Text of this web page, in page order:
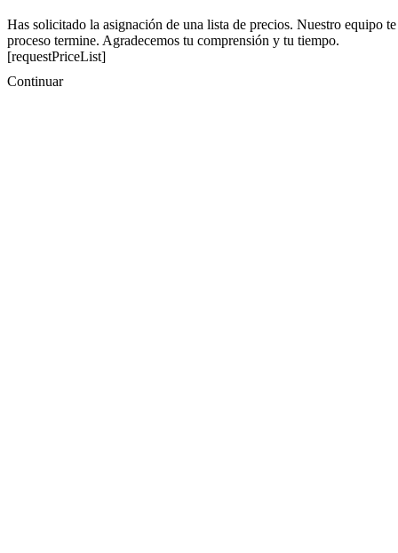
Has solicitado la asignación de una lista de precios. Nuestro equipo
proceso termine. Agradecemos tu comprensión y tu tiempo.
[requestPriceList]
Continuar